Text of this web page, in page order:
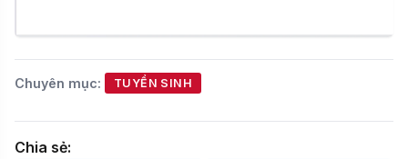
Chuyên mục: TUYỂN SINH
Chia sẻ: